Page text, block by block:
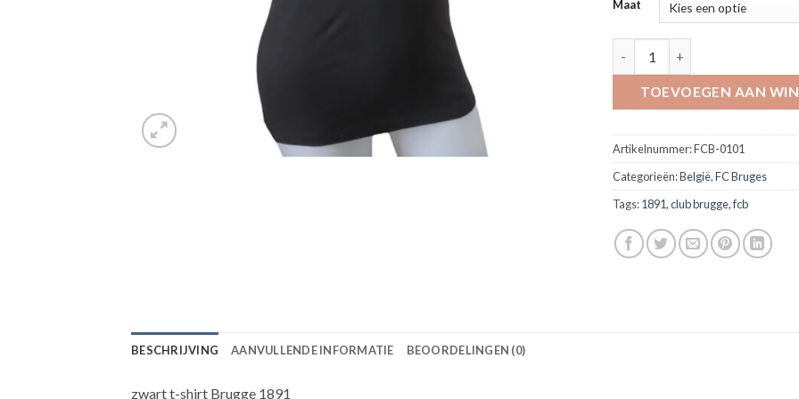
Maat
TOEVOEGEN AAN
Artikelnummer:FCB-0101
Categorieën:België,FC Bruges
Tags:1891,club brugge,fcb
BESCHRIJVING AANVULLENDE INFORMATIE BEOORDELINGEN (0)
zwart t-shirt Brugge 1891